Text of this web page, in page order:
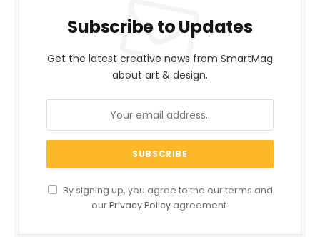
Subscribe to Updates
Get the latest creative news from SmartMag
about art & design.
By signing up, you agree to the our terms and
ourPrivacy Policy agreement.